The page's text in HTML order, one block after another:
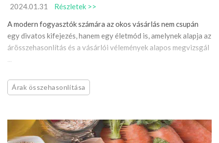
2024.01.31
Részletek >>
A modern fogyasztók számára az okos vásárlás nem csupán
egy divatos kifejezés, hanem egy életmód is, amelynek alapja az
árösszehasonlítás és a vásárlói vélemények alapos megvizsgál
...
Árak összehasonlítása